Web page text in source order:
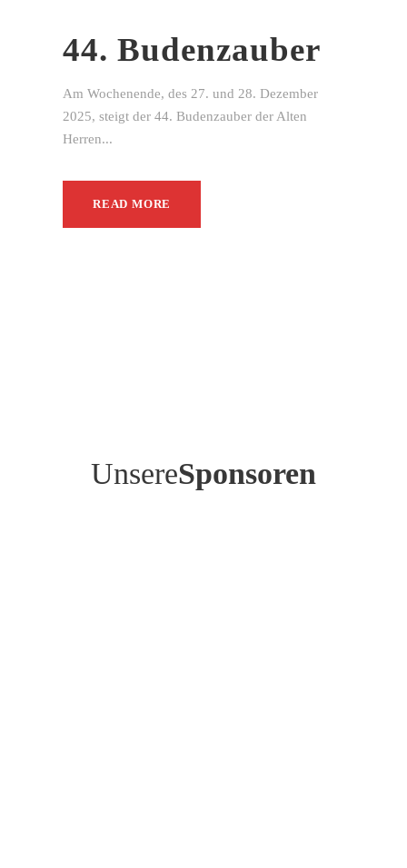
44. Budenzauber
Am Wochenende, des 27. und 28. Dezember
2025, steigt der 44. Budenzauber der Alten
Herren...
READ MORE
UnsereSponsoren